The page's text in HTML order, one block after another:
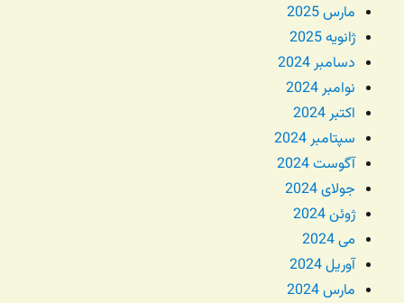
مارس 2025
ژانویه 2025
دسامبر 2024
نوامبر 2024
اکتبر 2024
سپتامبر 2024
آگوست 2024
جولای 2024
ژوئن 2024
می 2024
آوریل 2024
مارس 2024